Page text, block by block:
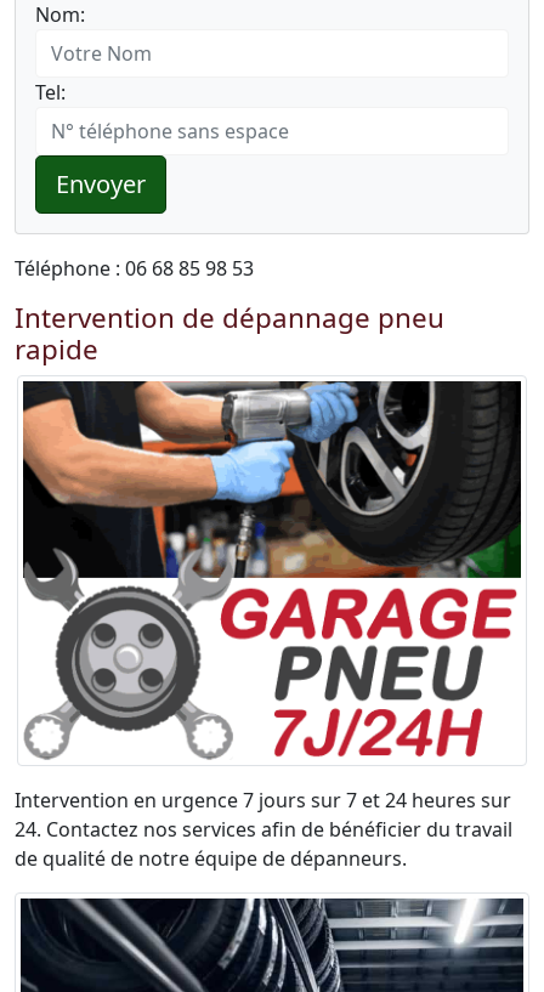
Nom:
Tel:
Envoyer
Téléphone : 06 68 85 98 53
Intervention de dépannage pneu
rapide
Intervention en urgence 7 jours sur 7 et 24 heures sur
24. Contactez nos services afin de bénéficier du travail
de qualité de notre équipe de dépanneurs.